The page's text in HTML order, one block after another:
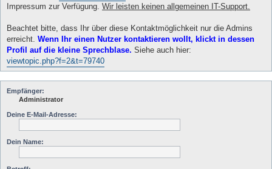
Impressum zur Verfügung. Wir leisten keinen allgemeinen IT-Support.
Beachtet bitte, dass Ihr über diese Kontaktmöglichkeit nur die Admins
erreicht. Wenn Ihr einen Nutzer kontaktieren wollt, klickt in dessen
Profil auf die kleine Sprechblase. Siehe auch hier:
viewtopic.php?f=2&t=79740
Empfänger:
Administrator
Deine E-Mail-Adresse:
Dein Name: